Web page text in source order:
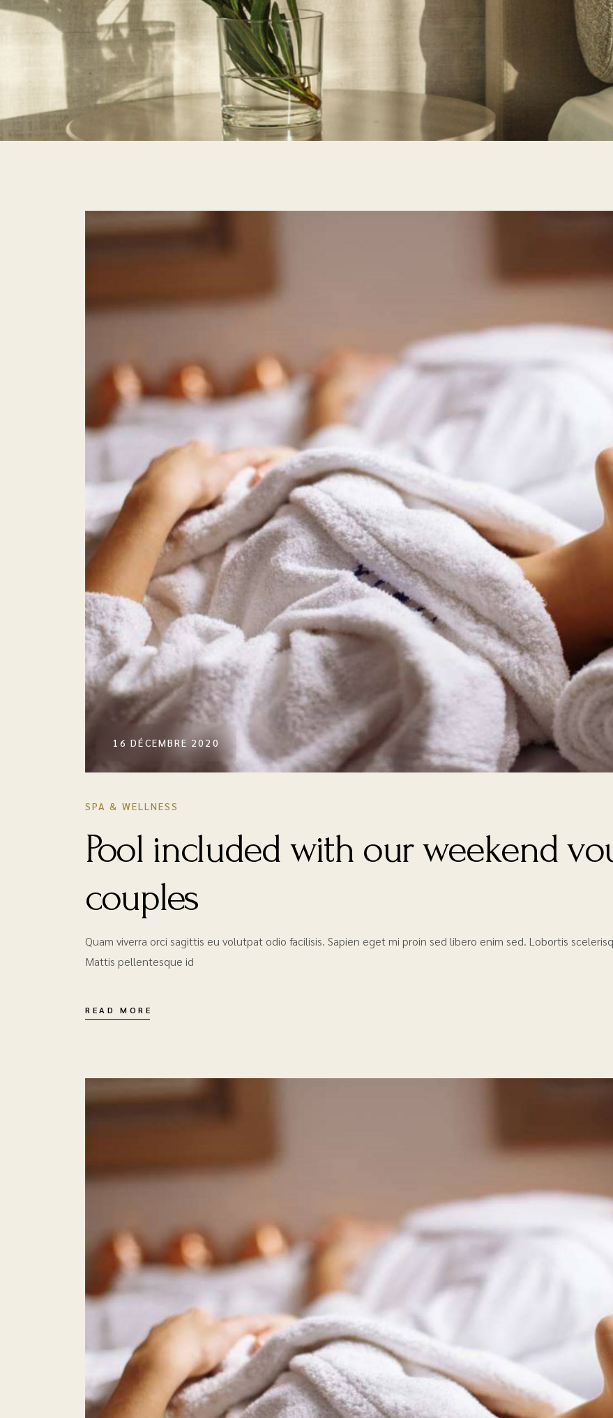
16 DÉCEMBRE 2020
SPA & WELLNESS
Pool included with our weekend
couples
Quam viverra orci sagittis eu volutpat odio facilisis. Sapien eget mi proin sed libero enim sed. Lobortis
Mattis pellentesque id
READ MORE